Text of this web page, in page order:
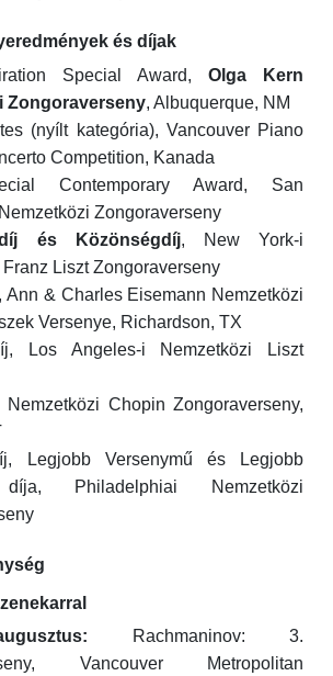
és díjak
Special Award, Olga Kern
Zongoraverseny, Albuquerque, NM
(nyílt kategória), Vancouver Piano
Competition, Kanada
Contemporary Award, San
Zongoraverseny
és Közönségdíj, New York-i
Liszt Zongoraverseny
Ann & Charles Eisemann Nemzetközi
Versenye, Richardson, TX
Los Angeles-i Nemzetközi Liszt
Nemzetközi Chopin Zongoraverseny,
Legjobb Versenymű és Legjobb
Philadelphiai Nemzetközi
Rachmaninov: 3.
Vancouver Metropolitan